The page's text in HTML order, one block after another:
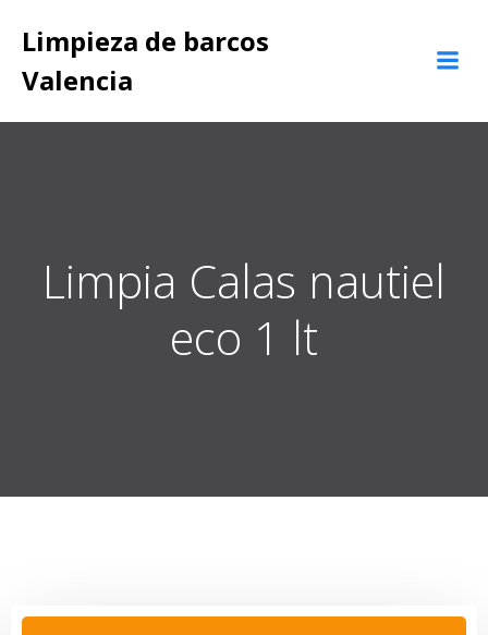
al
Limpieza de barcos
Valencia
Limpia Calas nautiel
eco 1 lt